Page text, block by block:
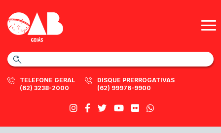
TELEFONE GERAL
(62) 3238-2000
DISQUE PRERROGATIVAS
(62) 99976-9900